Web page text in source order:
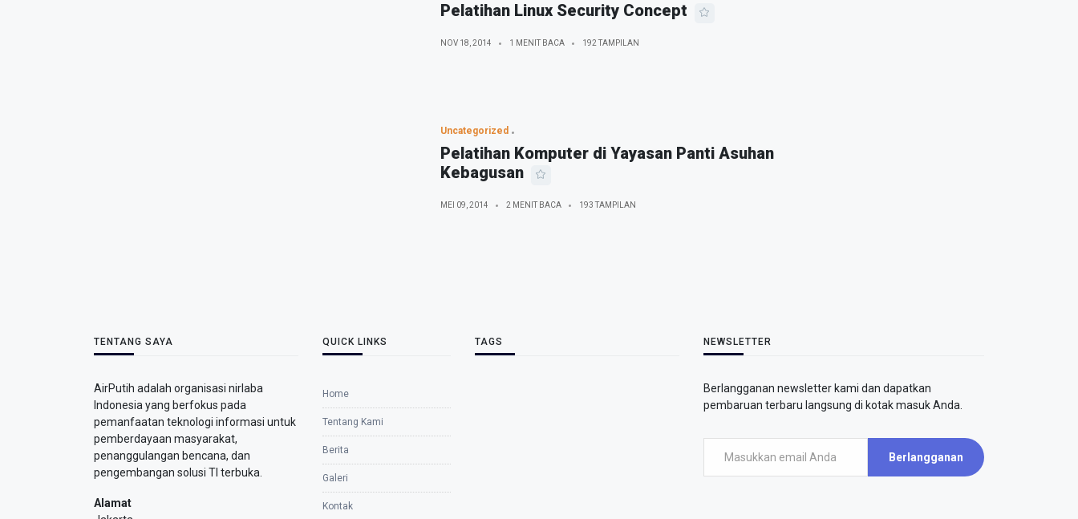
Pelatihan Linux Security Concept
NOV 18, 2014 1 MENIT BACA 192 TAMPILAN
Uncategorized
Pelatihan Komputer di Yayasan Panti Asuhan
Kebagusan
MEI 09, 2014 2 MENIT BACA 193 TAMPILAN
TENTANG SAYA
AirPutih adalah organisasi nirlaba
Indonesia yang berfokus pada
pemanfaatan teknologi informasi untuk
pemberdayaan masyarakat,
penanggulangan bencana, dan
pengembangan solusi TI terbuka.
Alamat
QUICK LINKS
Home
Tentang Kami
Berita
Galeri
Kontak
TAGS NEWSLETTER
Berlangganan newsletter kami dan dapatkan
pembaruan terbaru langsung di kotak masuk Anda.
Berlangganan